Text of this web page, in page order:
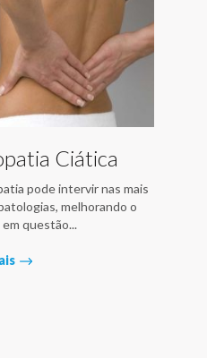
Ciática
pode intervir nas mais
melhorando o
questão...